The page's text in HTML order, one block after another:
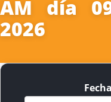
AM día
2026